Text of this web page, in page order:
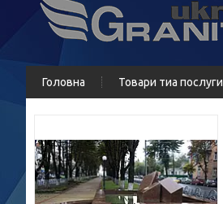
Головна Товари тиа послуги